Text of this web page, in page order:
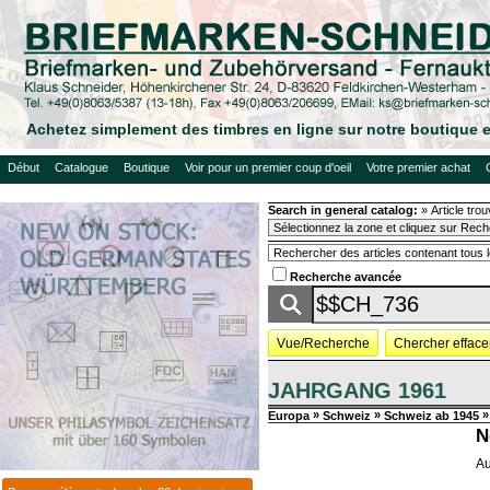
Achetez simplement des timbres en ligne sur notre boutique
Début Catalogue Boutique Voir pour un premier coup d'oeil Votre premier achat
Search in general catalog: » Article
Recherche avancée
Vue/Recherche Chercher
JAHRGANG 1961
Europa » Schweiz » Schweiz ab 1945 »